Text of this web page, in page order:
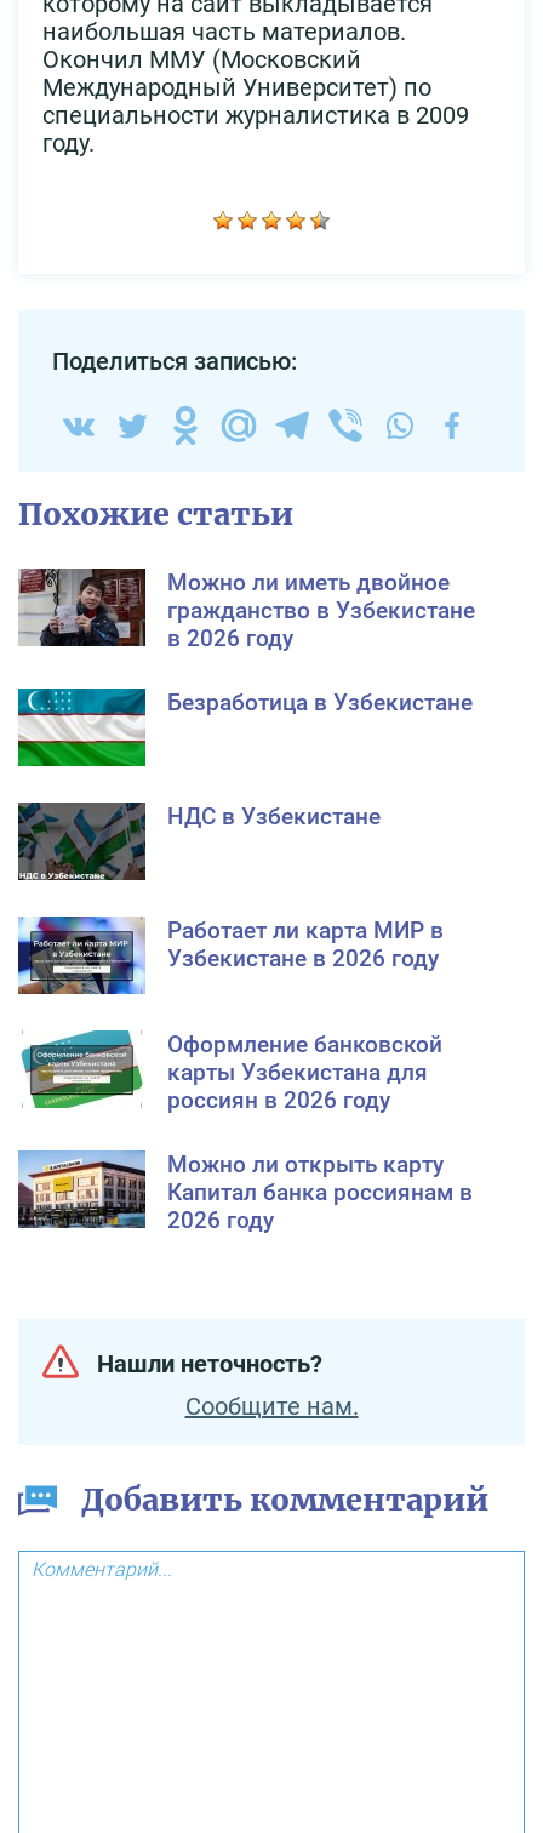
наибольшая часть материалов.
Окончил ММУ (Московский
Международный Университет) по
специальности журналистика в 2009
году.
Поделиться записью:
Похожие статьи
Можно ли иметь двойное
гражданство в Узбекистане
в 2026 году
Безработица в Узбекистане
НДС в Узбекистане
Работает ли карта МИР в
Узбекистане в 2026 году
Оформление банковской
карты Узбекистана для
россиян в 2026 году
Можно ли открыть карту
Капитал банка россиянам в
2026 году
Нашли неточность?
Сообщите нам.
Добавить комментарий